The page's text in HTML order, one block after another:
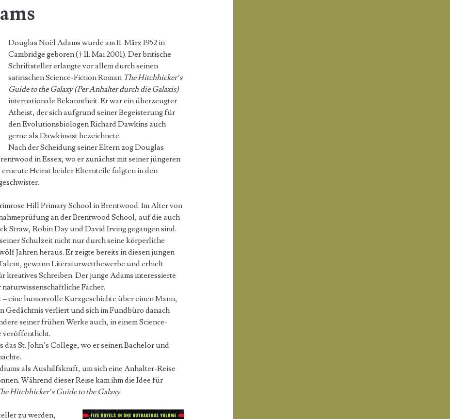
Douglas Noël Adams wurde am 11. März 1952 in
Cambridge geboren († 11. Mai 2001). Der britische
Schriftsteller erlangte vor allem durch seinen
satirischen Science-Fiction Roman The Hitchhicker’s
Guide to the Galaxy (Per Anhalter durch die Galaxis)
internationale Bekanntheit. Er war ein überzeugter
Atheist, der sich aufgrund seiner Begeisterung für
den Evolutionsbiologen Richard Dawkins auch
gerne als Dawkinsist bezeichnete.
Nach der Scheidung seiner Eltern zog Douglas
in Essex, wo er zunächst mit seiner jüngeren
Heirat beider Elternteile folgten in den
Hill Primary School in Brentwood. Im Alter von
an der Brentwood School, auf die auch
Straw, Robin Day und David Irving gegangen sind.
Schulzeit nicht nur durch seine körperliche
Jahren heraus. Er zeigte bereits in diesen jungen
gewann Literaturwettbewerbe und erhielt
kreatives Schreiben. Der junge Adams interessierte
Fächer.
eine humorvolle Kurzgeschichte über einen Mann,
Gedächtnis verliert und sich im Fundbüro danach
seiner frühen Werke auch, in einem Science-
veröffentlicht.
St. John’s College, wo er seinen Bachelor und
als Aushilfskraft, um sich eine Anhalter-Reise
Während dieser Reise kam ihm die Idee für
Hitchhicker’s Guide to the Galaxy.
zu werden,